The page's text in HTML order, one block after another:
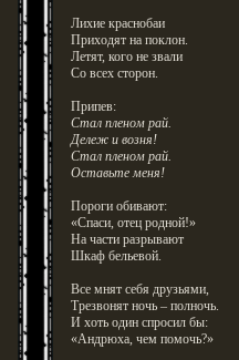
Лихие краснобаи
Приходят на поклон.
Летят, кого не звали
Со всех сторон.
Припев:
Стал пленом рай.
Дележ и возня!
Стал пленом рай.
Оставьте меня!
Пороги обивают:
«Спаси, отец родной!»
На части разрывают
Шкаф бельевой.
Все мнят себя друзьями,
Трезвонят ночь – полночь.
И хоть один спросил бы:
«Андрюха, чем помочь?»